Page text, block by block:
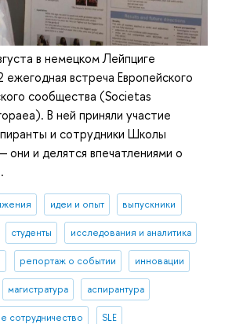
в немецком Лейпциге
ежегодная встреча Европейского
сообщества (Societas
В ней приняли участие
и сотрудники Школы
они и делятся впечатлениями о
идеи и опыт выпускники
студенты исследования и аналитика
репортаж о событии инновации
магистратура аспирантура
сотрудничество SLE